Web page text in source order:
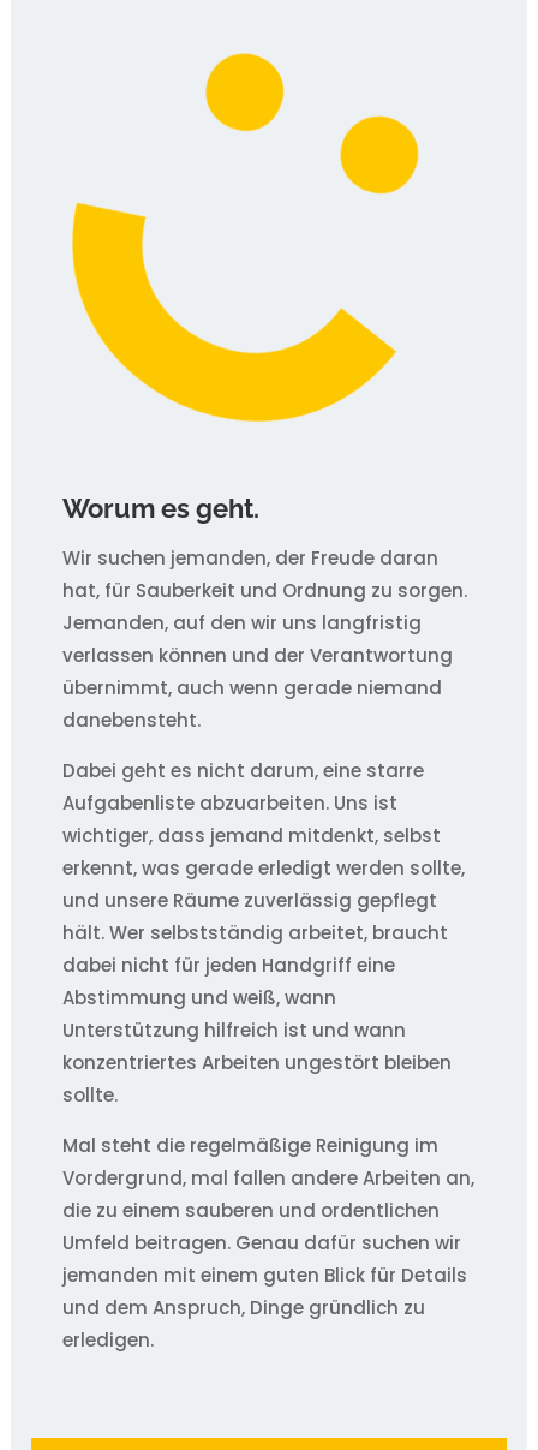
Worum es geht.
Wir suchen jemanden, der Freude daran
hat, für Sauberkeit und Ordnung zu sorgen.
Jemanden, auf den wir uns langfristig
verlassen können und der Verantwortung
übernimmt, auch wenn gerade niemand
danebensteht.
Dabei geht es nicht darum, eine starre
Aufgabenliste abzuarbeiten. Uns ist
wichtiger, dass jemand mitdenkt, selbst
erkennt, was gerade erledigt werden sollte,
und unsere Räume zuverlässig gepflegt
hält. Wer selbstständig arbeitet, braucht
dabei nicht für jeden Handgriff eine
Abstimmung und weiß, wann
Unterstützung hilfreich ist und wann
konzentriertes Arbeiten ungestört bleiben
sollte.
Mal steht die regelmäßige Reinigung im
Vordergrund, mal fallen andere Arbeiten an,
die zu einem sauberen und ordentlichen
Umfeld beitragen. Genau dafür suchen wir
jemanden mit einem guten Blick für Details
und dem Anspruch, Dinge gründlich zu
erledigen.